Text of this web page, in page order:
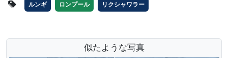
ルンギ ロンプール リクシャワラー
似たような写真